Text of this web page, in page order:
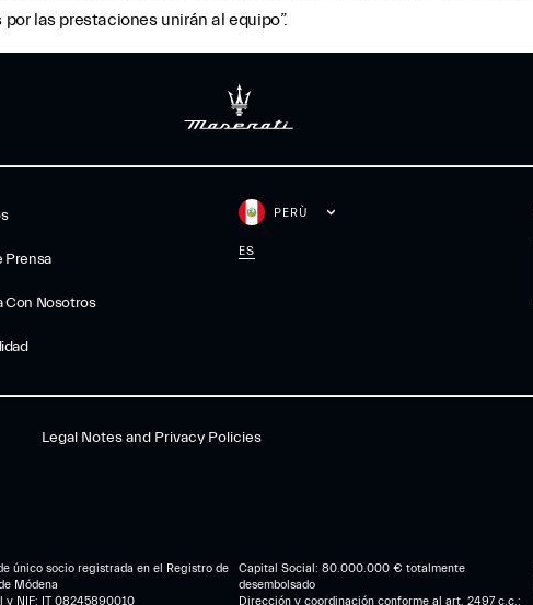
las prestaciones unirán al equipo”.
Prensa
Con Nosotros
PERÙ
ES
Legal Notes and Privacy Policies
único socio registrada en el Registro de
Módena
y NIF: IT 08245890010
Capital Social: 80.000.000 € totalmente
desembolsado
Dirección y coordinación conforme al art. 2497 c.c.: